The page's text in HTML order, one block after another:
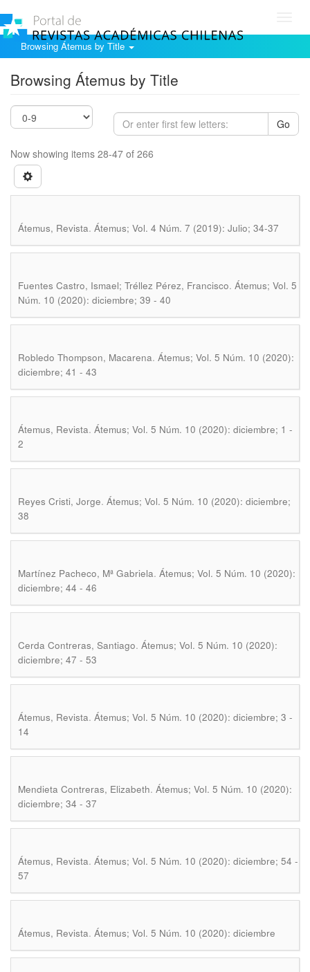
Browsing Átemus by Title
Browsing Átemus by Title
Go
Now showing items 28-47 of 266
Átemus, Revista. Átemus; Vol. 4 Núm. 7 (2019): Julio; 34-37
Fuentes Castro, Ismael; Tréllez Pérez, Francisco. Átemus; Vol. 5
Núm. 10 (2020): diciembre; 39 - 40
Robledo Thompson, Macarena. Átemus; Vol. 5 Núm. 10 (2020):
diciembre; 41 - 43
Átemus, Revista. Átemus; Vol. 5 Núm. 10 (2020): diciembre; 1 -
2
Reyes Cristi, Jorge. Átemus; Vol. 5 Núm. 10 (2020): diciembre;
38
Martínez Pacheco, Mª Gabriela. Átemus; Vol. 5 Núm. 10 (2020):
diciembre; 44 - 46
Cerda Contreras, Santiago. Átemus; Vol. 5 Núm. 10 (2020):
diciembre; 47 - 53
Átemus, Revista. Átemus; Vol. 5 Núm. 10 (2020): diciembre; 3 -
14
Mendieta Contreras, Elizabeth. Átemus; Vol. 5 Núm. 10 (2020):
diciembre; 34 - 37
Átemus, Revista. Átemus; Vol. 5 Núm. 10 (2020): diciembre; 54 -
57
Átemus, Revista. Átemus; Vol. 5 Núm. 10 (2020): diciembre